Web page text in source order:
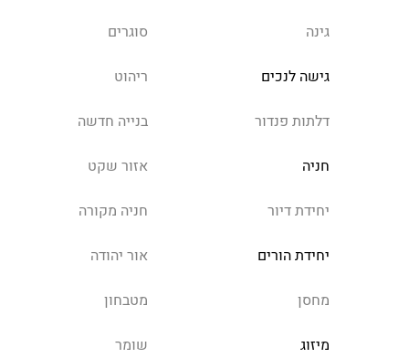
גינה סוגרים
גישה לנכים ריהוט
דלתות פנדור בנייה חדשה
חניה אזור שקט
יחידת דיור חניה מקורה
יחידת הורים אור יהודה
מחסן מטבחון
מיזוג שומר